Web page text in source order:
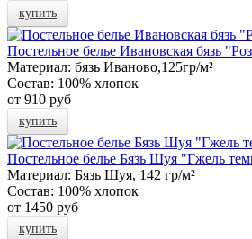
купить
Постельное белье Ивановская бязь
Материал: бязь Иваново,125гр/м²
Состав: 100% хлопок
от 910 руб
купить
Постельное белье Бязь Шуя "Гжель
Материал: Бязь Шуя, 142 гр/м²
Состав: 100% хлопок
от 1450 руб
купить